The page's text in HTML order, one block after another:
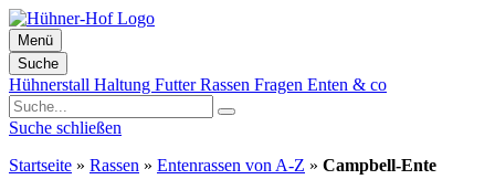
Menü
Suche
Zum
Inhalt
springen
Hühnerstall Haltung FutterRassen Fragen Enten & co
Suche schließen
Startseite » Rassen » Entenrassen von A-Z » Campbell-Ente